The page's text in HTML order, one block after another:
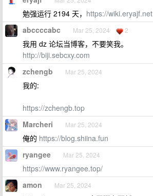
勉强运行 2194 天， https://wiki.eryajf.net
abccccabc Mar 25, 2024 2
我用 dz 论坛当博客，不要笑我。
http://biji.sebcxy.com
zchengb Mar 25, 2024
我的:
https://zchengb.top
Marcheri Mar 25, 2024
俺的 https://blog.shiina.fun
ryangee Mar 25, 2024
https://www.ryangee.top/
amon Mar 25, 2024